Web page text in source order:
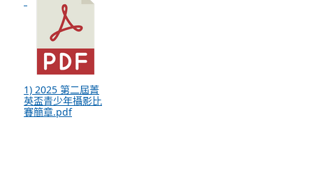
1) 2025 第二屆菁
英盃青少年攝影比
賽簡章.pdf